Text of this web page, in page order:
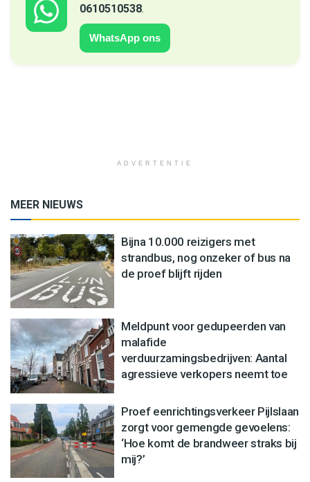
0610510538.
WhatsApp ons
ADVERTENTIE
MEER NIEUWS
Bijna 10.000 reizigers met
strandbus, nog onzeker of bus na
de proef blijft rijden
Meldpunt voor gedupeerden van
malafide
verduurzamingsbedrijven: Aantal
agressieve verkopers neemt toe
Proef eenrichtingsverkeer Pijlslaan
zorgt voor gemengde gevoelens:
‘Hoe komt de brandweer straks bij
mij?’